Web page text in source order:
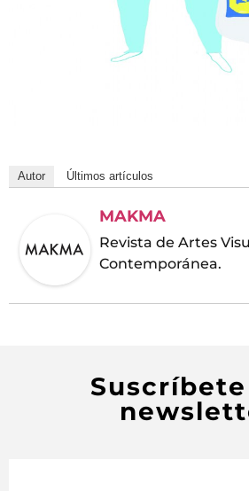
Autor Últimos artículos
MAKMA
Revista de Artes
Contemporánea.